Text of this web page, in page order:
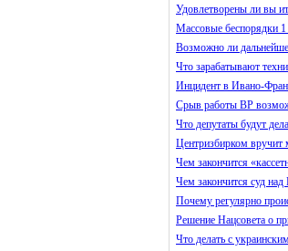
Удовлетворены ли вы
Массовые беспорядки
Возможно ли
Что зарабатывают
Инцидент в Ивано-
Срыв работы ВР
Что депутаты будут
Центризбирком вручит
Чем закончится
Чем закончится суд
Почему регулярно
Решение Нацсовета о
Что делать с